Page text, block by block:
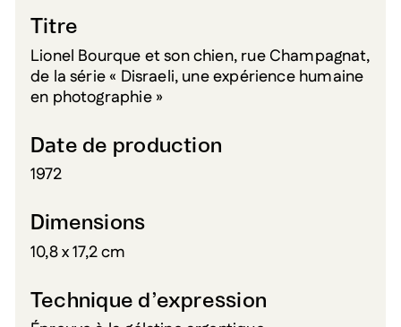
Titre
Lionel Bourque et son chien, rue Champagnat,
de la série « Disraeli, une expérience humaine
en photographie »
Date de production
1972
Dimensions
10,8 x 17,2 cm
Technique d’expression